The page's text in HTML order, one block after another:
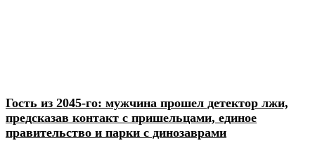
Гость из 2045-го: мужчина прошел детектор лжи,
предсказав контакт с пришельцами, единое
правительство и парки с динозаврами